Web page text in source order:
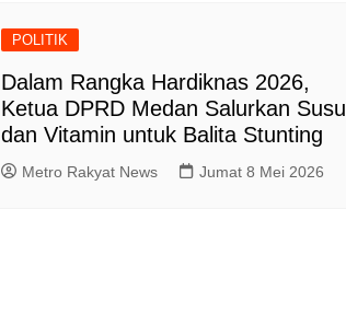
POLITIK
Dalam Rangka Hardiknas 2026,
Ketua DPRD Medan Salurkan Susu
dan Vitamin untuk Balita Stunting
Metro Rakyat News Jumat 8 Mei 2026